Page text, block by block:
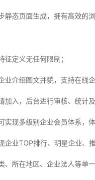
态页面生成，拥有高效的浏
定义无任何限制；
介绍图文并貌，支持在线企
入，后台进行审核、统计及
现多级别企业会员体系，体
业TOP排行、明星企业、推
所在地区、企业法人等单一